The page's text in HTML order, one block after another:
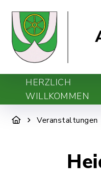
HERZLICH
WILLKOMMEN
Veranstaltungen